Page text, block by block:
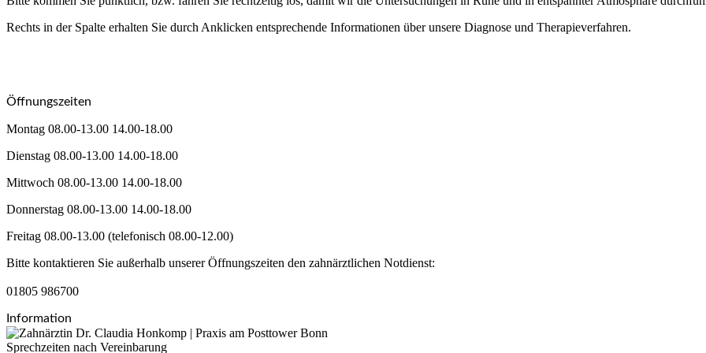
Rechts in der Spalte erhalten Sie durch Anklicken entsprechende Informationen über unsere Diagnose und Therapieverfahren.
Öffnungszeiten
Montag 08.00-13.00 14.00-18.00
Dienstag 08.00-13.00 14.00-18.00
Mittwoch 08.00-13.00 14.00-18.00
Donnerstag 08.00-13.00 14.00-18.00
Freitag 08.00-13.00 (telefonisch 08.00-12.00)
Bitte kontaktieren Sie außerhalb unserer Öffnungszeiten den zahnärztlichen Notdienst:
01805 986700
Information
Sprechzeiten nach Vereinbarung